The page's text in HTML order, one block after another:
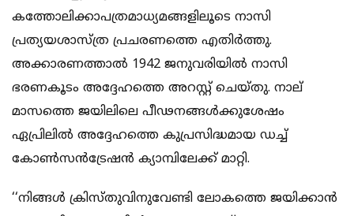
കത്തോലിക്കാപത്രമാധ്യമങ്ങളിലൂടെ നാസി
പ്രത്യയശാസ്ത്ര പ്രചരണത്തെ എതിര്‍ത്തു.
അക്കാരണത്താല്‍ 1942 ജനുവരിയില്‍ നാസി
ഭരണകൂടം അദ്ദേഹത്തെ അറസ്റ്റ് ചെയ്തു. നാല്
മാസത്തെ ജയിലിലെ പീഢനങ്ങള്‍ക്കുശേഷം
ഏപ്രിലില്‍ അദ്ദേഹത്തെ കുപ്രസിദ്ധമായ ഡച്ച്
കോണ്‍സന്‍ട്രേഷന്‍ ക്യാമ്പിലേക്ക് മാറ്റി.
‘‘നിങ്ങള്‍ ക്രിസ്തുവിനുവേണ്ടി ലോകത്തെ ജയിക്കാന്‍